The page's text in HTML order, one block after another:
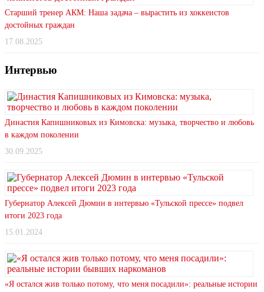
Старший тренер АКМ: Наша задача – вырастить из хоккеистов
достойных граждан
17.08.2025
Интервью
Династия Капишниковых из Кимовска: музыка, творчество и любовь
в каждом поколении
30.09.2025
Губернатор Алексей Дюмин в интервью «Тульской прессе» подвел
итоги 2023 года
15.01.2024
«Я остался жив только потому, что меня посадили»: реальные истории